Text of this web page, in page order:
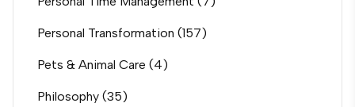
Personal Transformation (157)
Pets & Animal Care (4)
Philosophy (35)